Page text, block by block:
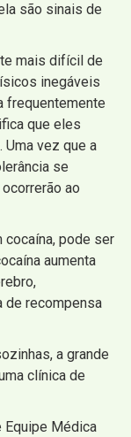
são sinais de
mais difícil de
inegáveis
frequentemente
que eles
vez que a
se
ao
cocaína, pode ser
aumenta
de recompensa
a grande
clínica de
Equipe Médica